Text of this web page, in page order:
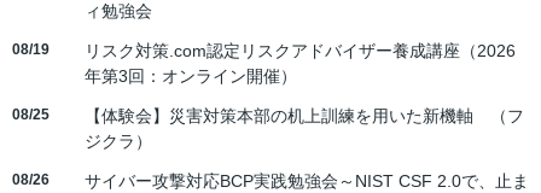
ィ勉強会
08/19
リスク対策.com認定リスクアドバイザー養成講座（2026
年第3回：オンライン開催）
08/25
【体験会】災害対策本部の机上訓練を用いた新機軸 （フ
ジクラ）
08/26
サイバー攻撃対応BCP実践勉強会～NIST CSF 2.0で、止ま